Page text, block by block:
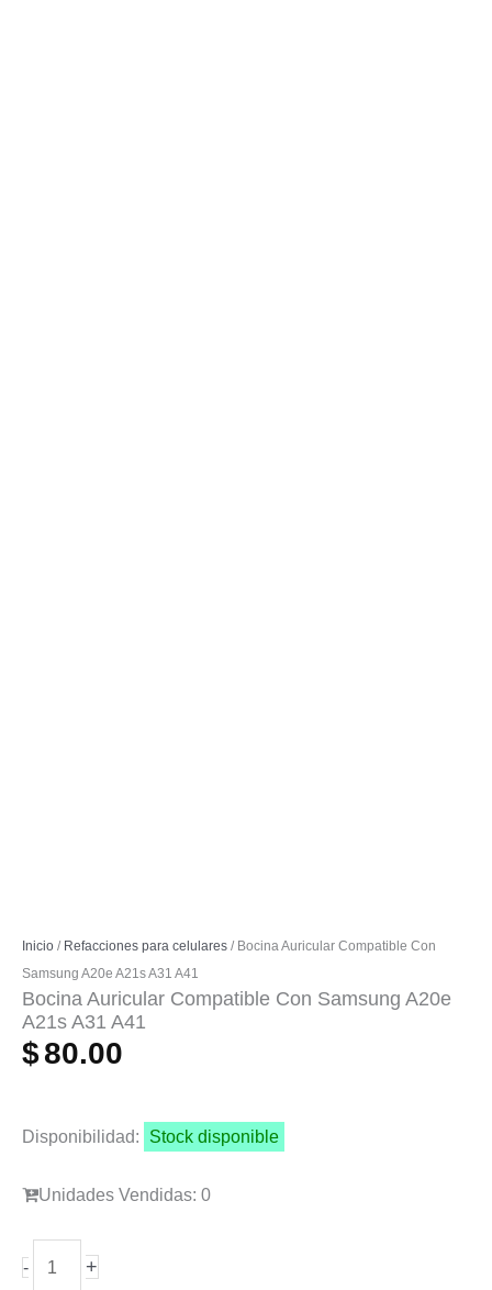
Inicio / Refacciones para celulares / Bocina Auricular Compatible Con
Samsung A20e A21s A31 A41
Bocina Auricular Compatible Con Samsung A20e
A21s A31 A41
$80.00
Disponibilidad: Stock disponible
Unidades Vendidas: 0
-
Bocina
Auricular
+